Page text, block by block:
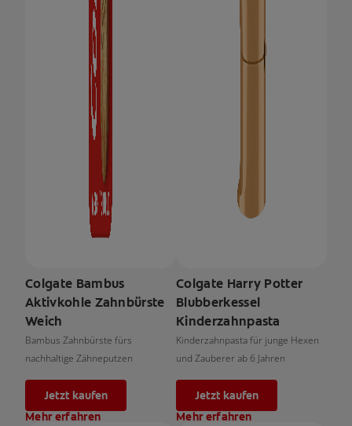
Colgate Bambus
Aktivkohle Zahnbürste
Weich
Bambus Zahnbürste fürs
nachhaltige Zähneputzen
Jetzt kaufen
Mehr erfahren
Colgate Harry Potter
Blubberkessel
Kinderzahnpasta
Kinderzahnpasta für junge Hexen
und Zauberer ab 6 Jahren
Jetzt kaufen
Mehr erfahren